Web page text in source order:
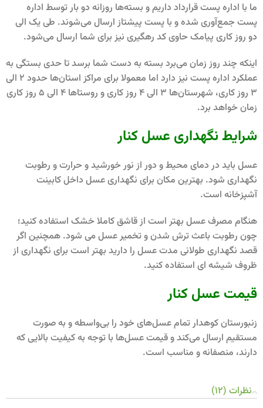
ما با اداره پست قرارداد داریم و بسته‌ها روزانه دو بار توسط اداره
پست جمع‌آوری شده و با پست پیشتاز ارسال می‌شوند. طی یک الی
دو روز کاری پیامک حاوی کد رهگیری نیز برای شما ارسال می‌شود.
اینکه چند روز زمان می‌برد بسته به دست شما برسد تا حدی بستگی به
عملکرد اداره پست نیز دارد اما معمولا برای مراکز استان‌ها حدود 2 الی
3 روز کاری، شهرستان‌ها 3 الی 4 روز کاری و روستاها 4 الی 5 روز کاری
زمان خواهد برد.
شرایط نگهداری عسل کنار
عسل باید در دمای محیط و دور از نور خورشید و حرارت و رطوبت
نگهداری شود. بهترین مکان برای نگهداری عسل داخل کابینت
آشپزخانه است.
هنگام مصرف عسل بهتر است از قاشق کاملا خشک استفاده کنید؛
چون رطوبت باعث ترش شدن و تخمیر عسل می شود. همچنین اگر
قصد نگهداری طولانی مدت عسل را دارید بهتر است برای نگهداری از
ظروف شیشه ای استفاده کنید.
قیمت عسل کنار
زنبورستان کوهدار تمام عسل‌های خود را بی‌واسطه و به صورت
مستقیم ارسال می‌کند و قیمت عسل‌ها با توجه به کیفیت بالایی که
دارند، منصفانه و مناسب است.
نظرات (12)